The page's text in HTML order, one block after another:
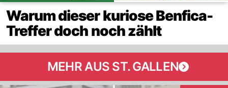
Warum dieser kuriose Benfica-
Treffer doch noch zählt
MEHR AUS ST. GALLEN